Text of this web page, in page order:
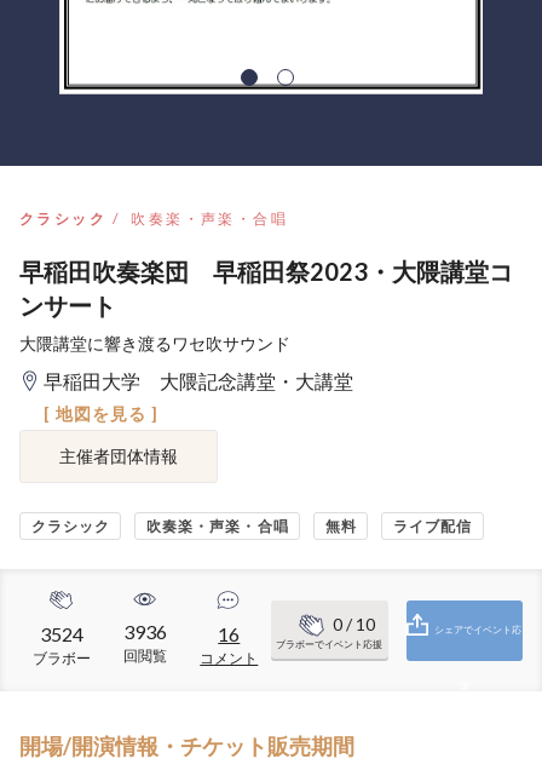
クラシック 吹奏楽・声楽・合唱
早稲田吹奏楽団 早稲田祭2023・大隈講堂コ
ンサート
大隈講堂に響き渡るワセ吹サウンド
早稲田大学 大隈記念講堂・大講堂
[ 地図を見る ]
主催者団体情報
クラシック 吹奏楽・声楽・合唱 無料 ライブ配信
3524
ブラボー
3936
回閲覧
16
コメント
0/ 10
ブラボーでイベント応援
シェアでイベント応
開場/開演情報・チケット販売期間